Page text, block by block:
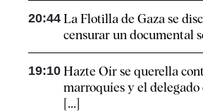
20:44 La Flotilla de Gaza se
censurar un documental
19:10 Hazte Oír se querella
marroquíes y el
[...]